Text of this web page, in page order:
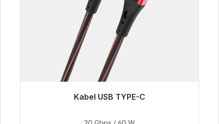
Kabel USB TYPE-C
dostawy 48h*